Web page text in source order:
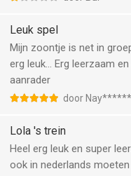
Leuk spel
Mijn zoontje is net in
erg leuk... Erg leerzaam
aanrader
door
Lola 's trein
Heel erg leuk en super
ook in nederlands